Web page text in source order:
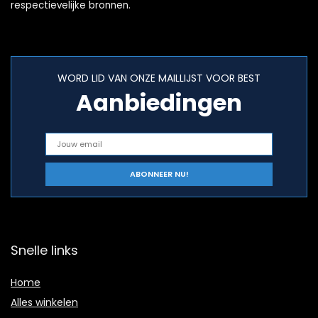
respectievelijke bronnen.
WORD LID VAN ONZE MAILLIJST VOOR BEST
Aanbiedingen
Snelle links
Home
Alles winkelen